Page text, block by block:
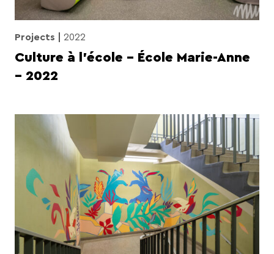
Projects 2022
Culture à l’école – École Marie-Anne
– 2022